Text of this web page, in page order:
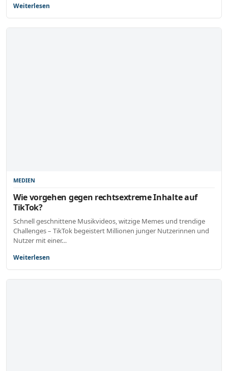
Weiterlesen
MEDIEN
Wie vorgehen gegen rechtsextreme Inhalte auf
TikTok?
Schnell geschnittene Musikvideos, witzige Memes und trendige
Challenges – TikTok begeistert Millionen junger Nutzerinnen und
Nutzer mit einer…
Weiterlesen